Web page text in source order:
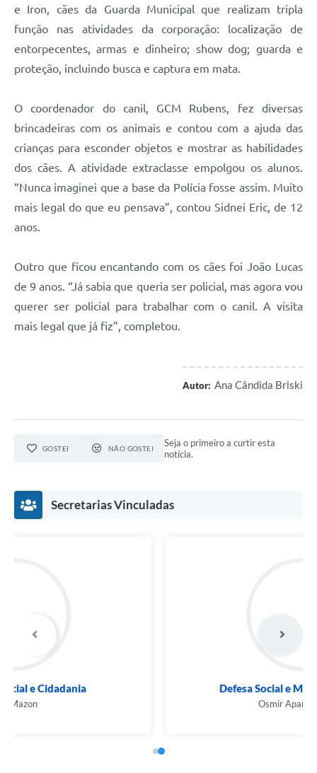
e Iron, cães da Guarda Municipal que realizam tripla
função nas atividades da corporação: localização de
entorpecentes, armas e dinheiro; show dog; guarda e
proteção, incluindo busca e captura em mata.
O coordenador do canil, GCM Rubens, fez diversas
brincadeiras com os animais e contou com a ajuda das
crianças para esconder objetos e mostrar as habilidades
dos cães. A atividade extraclasse empolgou os alunos.
“Nunca imaginei que a base da Polícia fosse assim. Muito
mais legal do que eu pensava”, contou Sidnei Eric, de 12
anos.
Outro que ficou encantando com os cães foi João Lucas
de 9 anos. “Já sabia que queria ser policial, mas agora vou
querer ser policial para trabalhar com o canil. A visita
mais legal que já fiz”, completou.
Autor: Ana Cândida Briski
GOSTEI NÃO GOSTEI
Seja o primeiro a curtir esta
notícia.
Secretarias Vinculadas
Defesa Social e Mobilidade Urbana